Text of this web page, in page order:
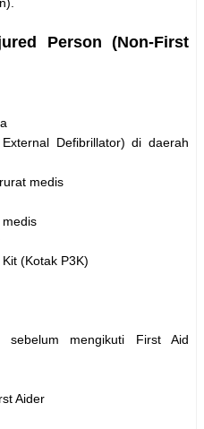
Person (Non-First
Defibrillator) di daerah
medis
(Kotak P3K)
sebelum mengikuti First Aid
Aider